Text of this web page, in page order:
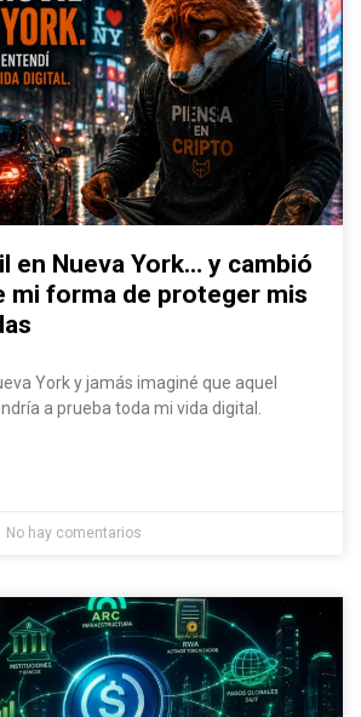
en Nueva York… y cambió
mi forma de proteger mis
York y jamás imaginé que aquel
a prueba toda mi vida digital.
No hay comentarios